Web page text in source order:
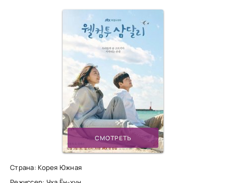
СМОТРЕТЬ
Страна: Корея Южная